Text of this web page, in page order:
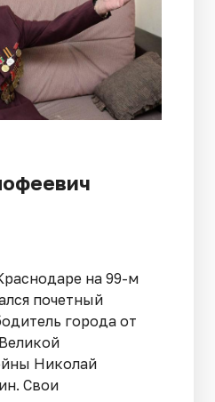
на 99-м
почетный
города от
Николай
Свои